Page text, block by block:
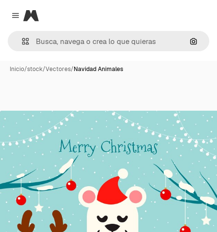
Close menu
Magnific
Inicio/stock/Vectores/Navidad Animales